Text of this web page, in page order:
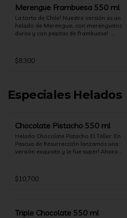
Merengue Frambuesa 550 ml
La torta de Chile! Nuestra versión es un
helado de Merengue, con merenguitos
duros y con pepitas de frambuesa!
$8.300
Especiales Helados
Chocolate Pistacho 550 ml
Helado Chocolate Pistacho El Taller: En
Pascua de Resurrección lanzamos una
versión exquisita y le fue super! Ahora
calidad, al centro una bomba de
chocolate blanco relleno de crema de
$10.700
Triple Chocolate 550 ml